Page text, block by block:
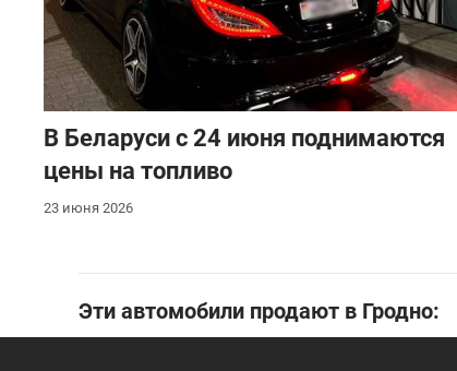
В Беларуси с 24 июня поднимаются
цены на топливо
23 июня 2026
Эти автомобили продают в Гродно: